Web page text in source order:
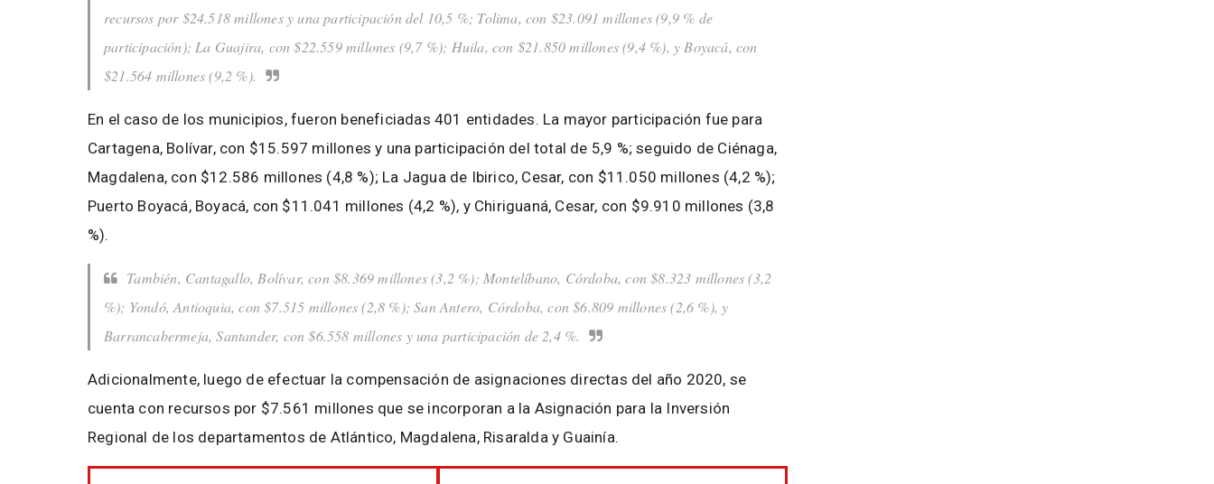
recursos por $24.518 millones y una participación del 10,5 %; Tolima, con $23.091 millones (9,9 % de
participación); La Guajira, con $22.559 millones (9,7 %); Huila, con $21.850 millones (9,4 %), y Boyacá, con
$21.564 millones (9,2 %).
En el caso de los municipios, fueron beneficiadas 401 entidades. La mayor participación fue para
Cartagena, Bolívar, con $15.597 millones y una participación del total de 5,9 %; seguido de Ciénaga,
Magdalena, con $12.586 millones (4,8 %); La Jagua de Ibirico, Cesar, con $11.050 millones (4,2 %);
Puerto Boyacá, Boyacá, con $11.041 millones (4,2 %), y Chiriguaná, Cesar, con $9.910 millones (3,8
%).
También, Cantagallo, Bolívar, con $8.369 millones (3,2 %); Montelíbano, Córdoba, con $8.323 millones (3,2
%); Yondó, Antioquia, con $7.515 millones (2,8 %); San Antero, Córdoba, con $6.809 millones (2,6 %), y
Barrancabermeja, Santander, con $6.558 millones y una participación de 2,4 %.
Adicionalmente, luego de efectuar la compensación de asignaciones directas del año 2020, se
cuenta con recursos por $7.561 millones que se incorporan a la Asignación para la Inversión
Regional de los departamentos de Atlántico, Magdalena, Risaralda y Guainía.